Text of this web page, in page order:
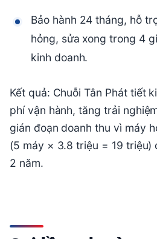
Bảo hành 24 tháng, hỗ
hỏng, sửa xong trong 4
kinh doanh.
Kết quả: Chuỗi Tân Phát tiết
phí vận hành, tăng trải
gián đoạn doanh thu vì máy
(5 máy × 3.8 triệu = 19 triệu)
2 năm.